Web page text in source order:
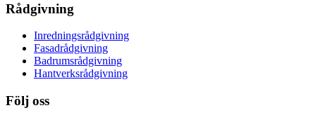
Rådgivning
Inredningsrådgivning
Fasadrådgivning
Badrumsrådgivning
Hantverksrådgivning
Följ oss